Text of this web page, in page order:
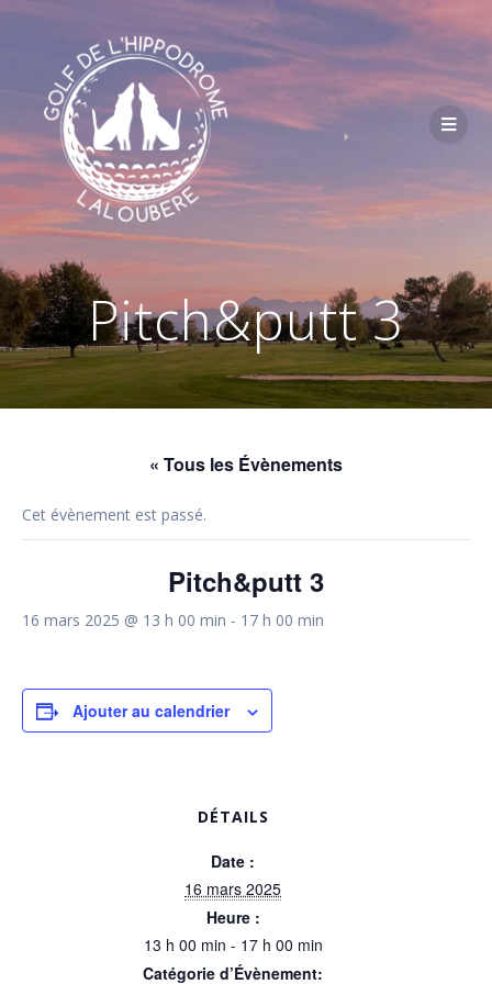
Passer
contenu
Pitch&putt 3
« Tous les Évènements
Cet évènement est passé.
Pitch&putt 3
16 mars 2025 @ 13 h 00 min - 17 h 00 min
Ajouter au calendrier
DÉTAILS
Date :
16 mars 2025
Heure :
13 h 00 min - 17 h 00 min
Catégorie d’Évènement: